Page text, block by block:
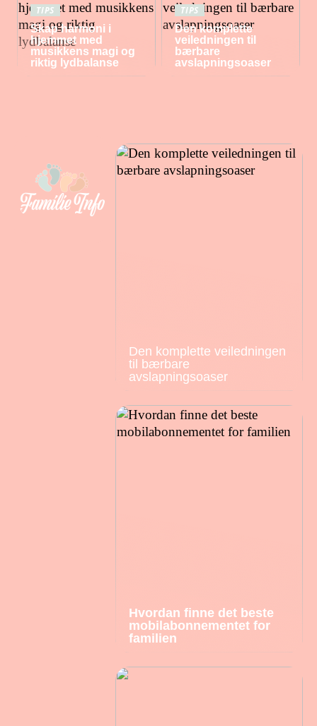
TIPS
Skap harmoni i
hjemmet med
musikkens magi og
riktig lydbalanse
TIPS
Den komplette
veiledningen til
bærbare
avslapningsoaser
Den komplette veiledningen
til bærbare
avslapningsoaser
Hvordan finne det beste
mobilabonnementet for
familien